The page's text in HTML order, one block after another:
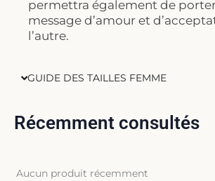
permettra également de
message d’amour et
l’autre.
GUIDE DES TAILLES FEMME
Récemment consultés
Aucun produit récemment